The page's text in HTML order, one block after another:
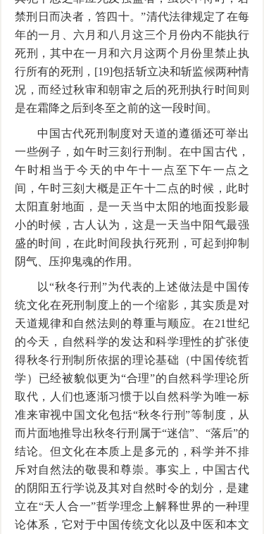
禁刑日而决者，笞四十。”清代法律规定了在每
年的一月、六月和八月这三个月份内不能执行
死刑，其中在一月和六月这两个月份里禁止执
行所有的死刑，[19]包括斩立决和斩监候两种情
况，而经过秋审和朝审之后的死刑执行时间则
是在霜降之后到冬至之前的这一段时间。
中国古代死刑制度对天道的遵循还可举出
一些例子，如午时三刻行刑制。在中国古代，
午时相当于今天的中午十一点至下午一点之
间，午时三刻大概是正午十二点的时候，此时
太阳直射地面，是一天当中太阳的地面投影最
小的时候，古人认为，这是一天当中阳气最强
盛的时间，在此时间段执行死刑，可起到抑制
阴气、压抑鬼魂的作用。
以“秋冬行刑”为代表的上述做法是中国传
统文化在死刑制度上的一个缩影，其实质是对
天道规律和自然法则的尊重与顺应。在21世纪
的今天，自然科学的发达和科学理性的扩张使
得秋冬行刑制所依据的理论基础（中国传统哲
学）已经被貌似更为“合理”的自然科学理论所
取代，人们也逐渐习惯于以自然科学为唯一标
准来审视中国文化包括“秋冬行刑”等制度，从
而片面地推导出秋冬行刑属于“迷信”、“落后”的
结论。但文化在本质上是多元的，科学并不排
斥对自然法的敬畏和尊崇。事实上，中国古代
的阴阳五行学说及其对自然时令的划分，是建
立在“天人合一”哲学理念上解释世界的一种理
论体系，它对于中国传统文化以及中医和本文